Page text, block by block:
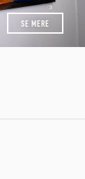
SE MERE